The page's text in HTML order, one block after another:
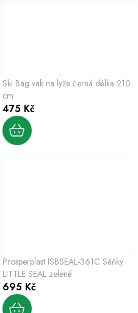
Ski Bag vak na lyže černá délka 210
cm
475 Kč
Prosperplast ISBSEAL-361C Sáňky
LITTLE SEAL zelené
695 Kč